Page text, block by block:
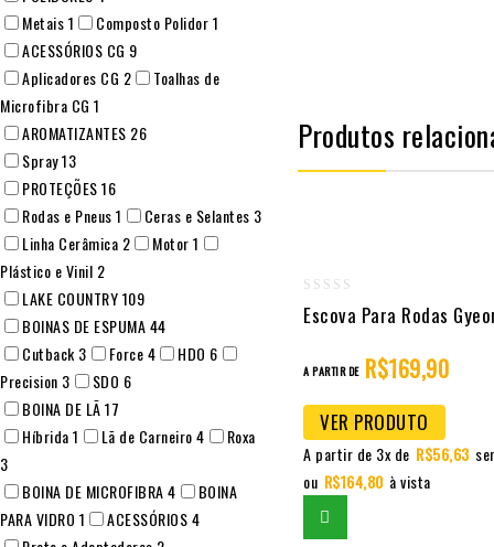
Produtos
0
Escova Para Rodas
A PARTIR DE R$169,90
VER PRODUTO
A partir de 3x de R$56,63
ou R$164,80 à vista
Metais1 Composto Polidor1
ACESSÓRIOS CG 9
Aplicadores CG 2
Toalhas de
Microfibra CG 1
AROMATIZANTES 26
Spray13
PROTEÇÕES16
Rodas e Pneus1 Ceras e Selantes 3
Linha Cerâmica 2 Motor1
Plástico e Vinil 2
LAKE COUNTRY109
BOINAS DE ESPUMA44
Cutback 3 Force4 HDO 6
Precision 3 SDO 6
BOINA DE LÃ17
Híbrida1 Lã de Carneiro4
Roxa
3
BOINA DE MICROFIBRA4
BOINA
PARA VIDRO 1 ACESSÓRIOS4